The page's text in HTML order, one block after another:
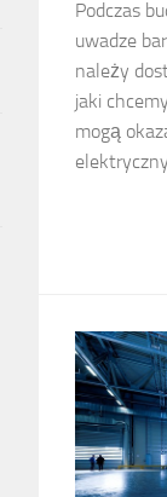
Podczas
uwadze
należy
jaki
mogą